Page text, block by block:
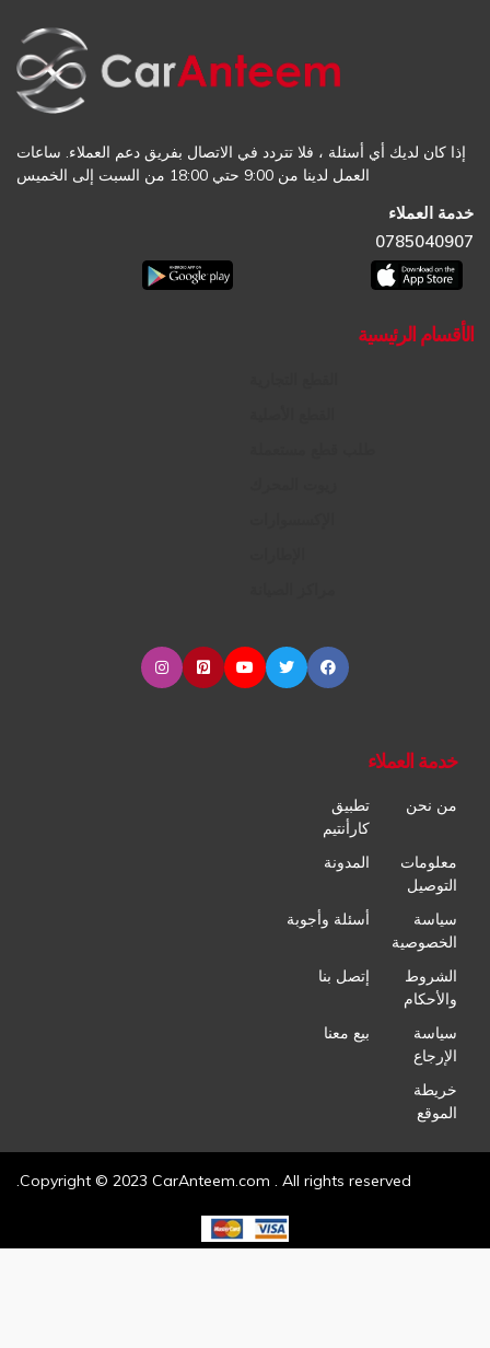
إذا كان لديك أي أسئلة ، فلا تتردد في الاتصال بفريق دعم العملاء. ساعات
العمل لدينا من 9:00 حتي 18:00 من السبت إلى الخميس
خدمة العملاء
0785040907
الأقسام الرئيسية
خدمة العملاء
من نحن
تطبيق
كارأنتيم
معلومات
التوصيل
المدونة
سياسة
الخصوصية
أسئلة وأجوبة
الشروط
والأحكام
إتصل بنا
سياسة
الإرجاع
بيع معنا
خريطة
الموقع
Copyright © 2023 CarAnteem.com . All rights reserved.